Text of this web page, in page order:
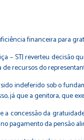
– STJ reverteu
recursos do
indeferido sob o
já que a genitora, que
a concessão da
pagamento da pensão